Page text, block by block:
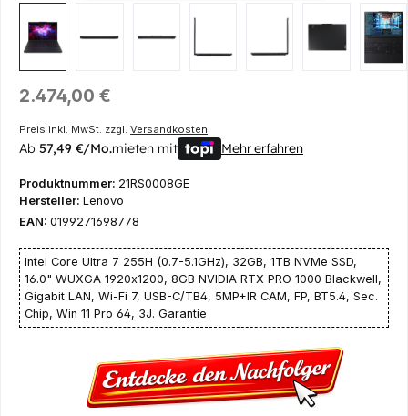
Regulärer Preis:
2.474,00 €
Preis inkl. MwSt. zzgl. Versandkosten
Ab 57,49 €/Mo.mieten mit Mehr erfahren
Produktnummer: 21RS0008GE
Hersteller: Lenovo
EAN: 0199271698778
Intel Core Ultra 7 255H (0.7-5.1GHz), 32GB, 1TB NVMe SSD,
16.0" WUXGA 1920x1200, 8GB NVIDIA RTX PRO 1000 Blackwell,
Gigabit LAN, Wi-Fi 7, USB-C/TB4, 5MP+IR CAM, FP, BT5.4, Sec.
Chip, Win 11 Pro 64, 3J. Garantie